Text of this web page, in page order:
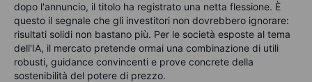
dopo l'annuncio, il titolo ha registrato una netta flessione. È
questo il segnale che gli investitori non dovrebbero ignorare:
risultati solidi non bastano più. Per le società esposte al tema
dell'IA, il mercato pretende ormai una combinazione di utili
robusti, guidance convincenti e prove concrete della
sostenibilità del potere di prezzo.